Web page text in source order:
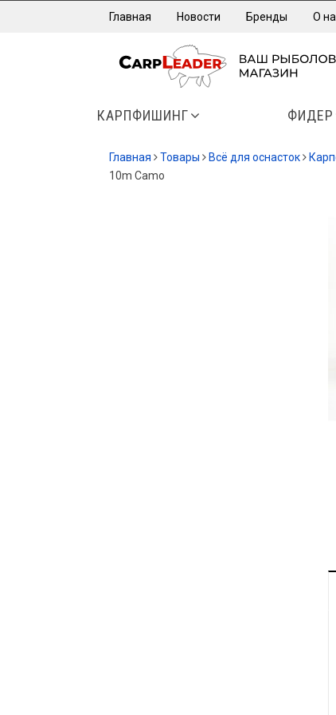
Главная Новости Бренды О
КАРПФИШИНГ ФИДЕР
Главная Товары Всё для оснасток
10m Camo